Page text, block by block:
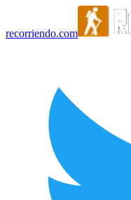
recorriendo.com